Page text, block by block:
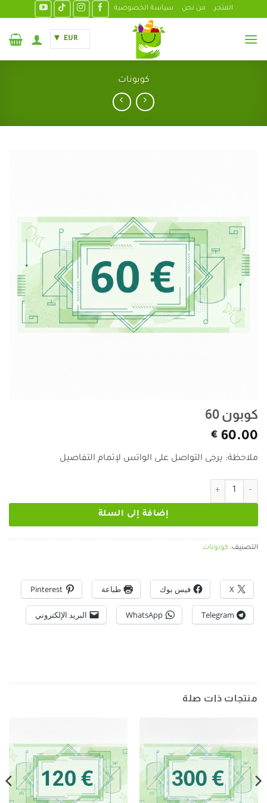
المتجر من نحن سياسة الخصوصية
EUR
كوبونات
كوبون 60
60.00
€
ملاحظة: يرجى التواصل على الواتس لإتمام التفاصيل
كمية كوبون 60
إضافة إلى السلة
التصنيف: كوبونات
X فيس بوك طباعة Pinterest
Telegram
WhatsApp البريد الإلكتروني
منتجات ذات صلة